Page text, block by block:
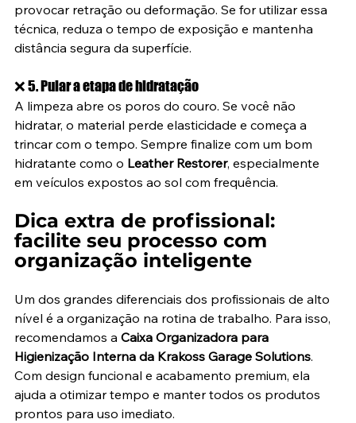
provocar retração ou deformação. Se for utilizar essa
técnica, reduza o tempo de exposição e mantenha
distância segura da superfície.
❌ 5. Pular a etapa de hidratação
A limpeza abre os poros do couro. Se você não
hidratar, o material perde elasticidade e começa a
trincar com o tempo. Sempre finalize com um bom
hidratante como o Leather Restorer, especialmente
em veículos expostos ao sol com frequência.
Dica extra de profissional:
facilite seu processo com
organização inteligente
Um dos grandes diferenciais dos profissionais de alto
nível é a organização na rotina de trabalho. Para isso,
recomendamos a Caixa Organizadora para
Higienização Interna da Krakoss Garage Solutions.
Com design funcional e acabamento premium, ela
ajuda a otimizar tempo e manter todos os produtos
prontos para uso imediato.